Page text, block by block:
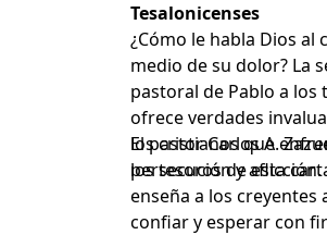
Tesalonicenses
¿Cómo le habla Dios al
medio de su dolor? La
pastoral de Pablo a los
ofrece verdades
los cristianos que
persecución y aflicción.
El pastor Carlos A.
los tesoros de esta
enseña a los creyentes
confiar y esperar con